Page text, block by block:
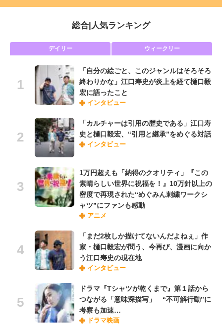
総合 人気ランキング
デイリー ウィークリー
「自分の絵ごと、このジャンルはそろそろ
終わりかな」江口寿史が炎上を経て樋口毅
宏に語ったこと
インタビュー
「カルチャーは引用の歴史である」江口寿
史と樋口毅宏、“引用と継承”をめぐる対話
インタビュー
1万円超えも「納得のクオリティ」『この
素晴らしい世界に祝福を！』10万針以上の
密度で再現された“めぐみん刺繍ワークシ
ャツ”にファンも感動
アニメ
「まだ2枚しか描けてないんだよねぇ」作
家・樋口毅宏が問う、今再び、漫画に向か
う江口寿史の現在地
インタビュー
ドラマ『Tシャツが乾くまで』第１話から
つながる「意味深描写」 “不可解行動”に
考察も加速…
ドラマ映画